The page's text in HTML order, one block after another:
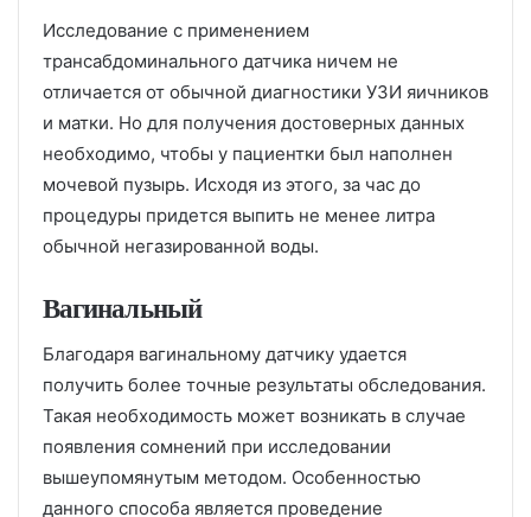
Исследование с применением
трансабдоминального датчика ничем не
отличается от обычной диагностики УЗИ яичников
и матки. Но для получения достоверных данных
необходимо, чтобы у пациентки был наполнен
мочевой пузырь. Исходя из этого, за час до
процедуры придется выпить не менее литра
обычной негазированной воды.
Вагинальный
Благодаря вагинальному датчику удается
получить более точные результаты обследования.
Такая необходимость может возникать в случае
появления сомнений при исследовании
вышеупомянутым методом. Особенностью
данного способа является проведение